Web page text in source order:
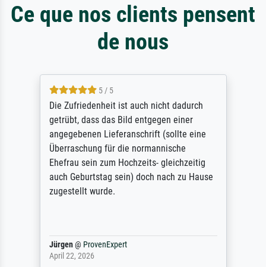
Ce que nos clients pensent
de nous
5 / 5
Die Zufriedenheit ist auch nicht dadurch
getrübt, dass das Bild entgegen einer
angegebenen Lieferanschrift (sollte eine
Überraschung für die normannische
Ehefrau sein zum Hochzeits- gleichzeitig
auch Geburtstag sein) doch nach zu Hause
zugestellt wurde.
Jürgen@ ProvenExpert
April 22, 2026